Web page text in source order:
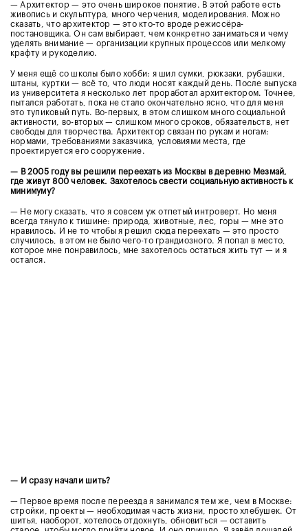
— Архитектор — это очень широкое понятие. В этой работе есть
живопись и скульптура, много черчения, моделирования. Можно
сказать, что архитектор — это кто-то вроде режиссёра-
постановщика. Он сам выбирает, чем конкретно заниматься и чему
уделять внимание — организации крупных процессов или мелкому
крафту и рукоделию.
У меня ещё со школы было хобби: я шил сумки, рюкзаки, рубашки,
штаны, куртки — всё то, что люди носят каждый день. После выпуска
из университета я несколько лет проработал архитектором. Точнее,
пытался работать, пока не стало окончательно ясно, что для меня
это тупиковый путь. Во-первых, в этом слишком много социальной
активности, во-вторых — слишком много сроков, обязательств, нет
свободы для творчества. Архитектор связан по рукам и ногам:
нормами, требованиями заказчика, условиями места, где
проектируется его сооружение.
— В 2005 году вы решили переехать из Москвы в деревню Мезмай,
где живут 800 человек. Захотелось свести социальную активность к
минимуму?
— Не могу сказать, что я совсем уж отпетый интроверт. Но меня
всегда тянуло к тишине: природа, животные, лес, горы — мне это
нравилось. И не то чтобы я решил сюда переехать — это просто
случилось, в этом не было чего-то грандиозного. Я попал в место,
которое мне понравилось, мне захотелось остаться жить тут — и я
остался.
— И сразу начали шить?
— Первое время после переезда я занимался тем же, чем в Москве:
стройки, проекты — необходимая часть жизни, просто хлебушек. От
шитья, наоборот, хотелось отдохнуть, обновиться — оставить